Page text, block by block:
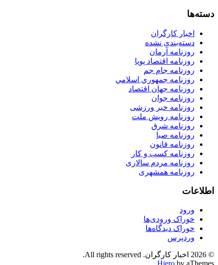
دسته‌ها
اخبار کارگران
دسته‌بندی نشده
روزنامه آرمان
روزنامه اقتصاد پویا
روزنامه جام جم
روزنامه جمهوري اسلامي
روزنامه جهان اقتصاد
روزنامه جوان
روزنامه خبر ورزشى
روزنامه رویش ملت
روزنامه شرق
روزنامه صبا
روزنامه قانون
روزنامه كسب و كار
روزنامه مردم سالاری
روزنامه همشهری
اطلاعات
ورود
خوراک ورودی‌ها
خوراک دیدگاه‌ها
وردپرس
© 2026 اخبار کارگران. All rights reserved.